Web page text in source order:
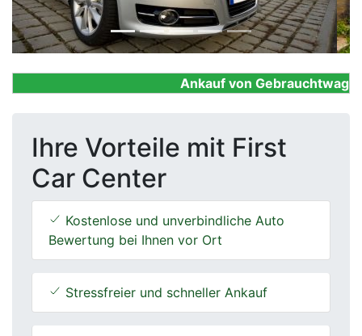
Ankauf von
Ihre Vorteile mit First
Car Center
Kostenlose und unverbindliche Auto
Bewertung bei Ihnen vor Ort
Stressfreier und schneller Ankauf